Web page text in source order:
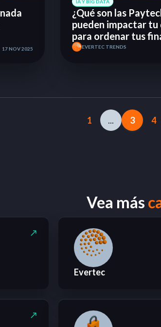
17 NOV 2025
IA Y BIG DATA
¿Qué son las
pueden impactar tu
para ordenar tus
EVERTEC TRENDS
1 ... 3 4
Vea más
Evertec